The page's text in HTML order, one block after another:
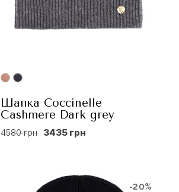
Шапка Coccinelle
Сashmere Dark grey
4580 грн 3435 грн
-20%